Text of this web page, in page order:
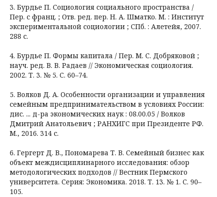
3. Бурдье П. Социология социального пространства /
Пер. с франц. ; Отв. ред. пер. Н. А. Шматко. М. : Институт
экспериментальной социологии ; СПб. : Алетейя, 2007.
288 с.
4. Бурдье П. Формы капитала / Пер. М. С. Добряковой ;
науч. ред. В. В. Радаев // Экономическая социология.
2002. Т. 3. № 5. С. 60–74.
5. Волков Д. А. Особенности организации и управления
семейным предпринимательством в условиях России:
дис. ... д-ра экономических наук : 08.00.05 / Волков
Дмитрий Анатольевич ; РАНХИГС при Президенте РФ.
М., 2016. 314 с.
6. Гергерт Д. В., Пономарева Т. В. Семейный бизнес как
объект междисциплинарного исследования: обзор
методологических подходов // Вестник Пермского
университета. Серия: Экономика. 2018. Т. 13. № 1. С. 90–
105.